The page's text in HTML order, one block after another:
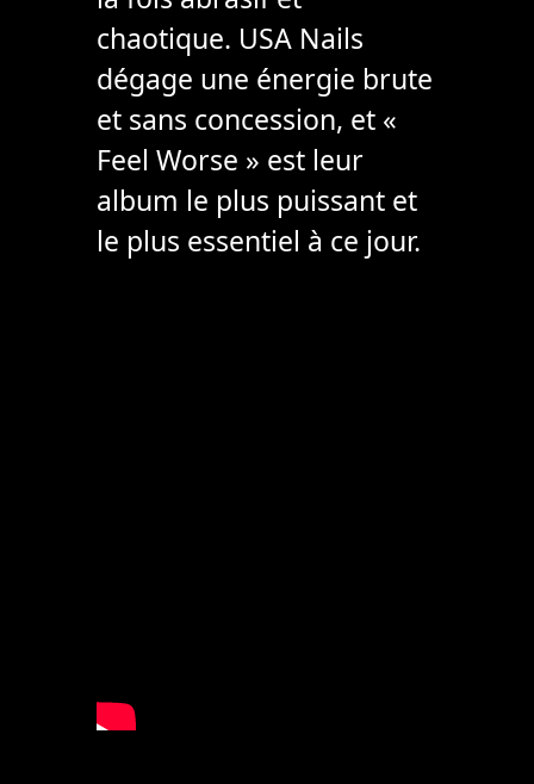
chaotique. USA Nails
dégage une énergie brute
et sans concession, et «
Feel Worse » est leur
album le plus puissant et
le plus essentiel à ce jour.